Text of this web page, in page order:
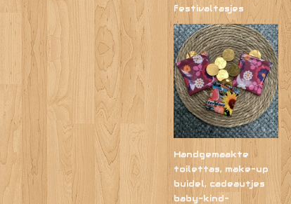
festivaltasjes
Handgemaakte
toilettas, make-up
buidel, cadeautjes
baby-kind-